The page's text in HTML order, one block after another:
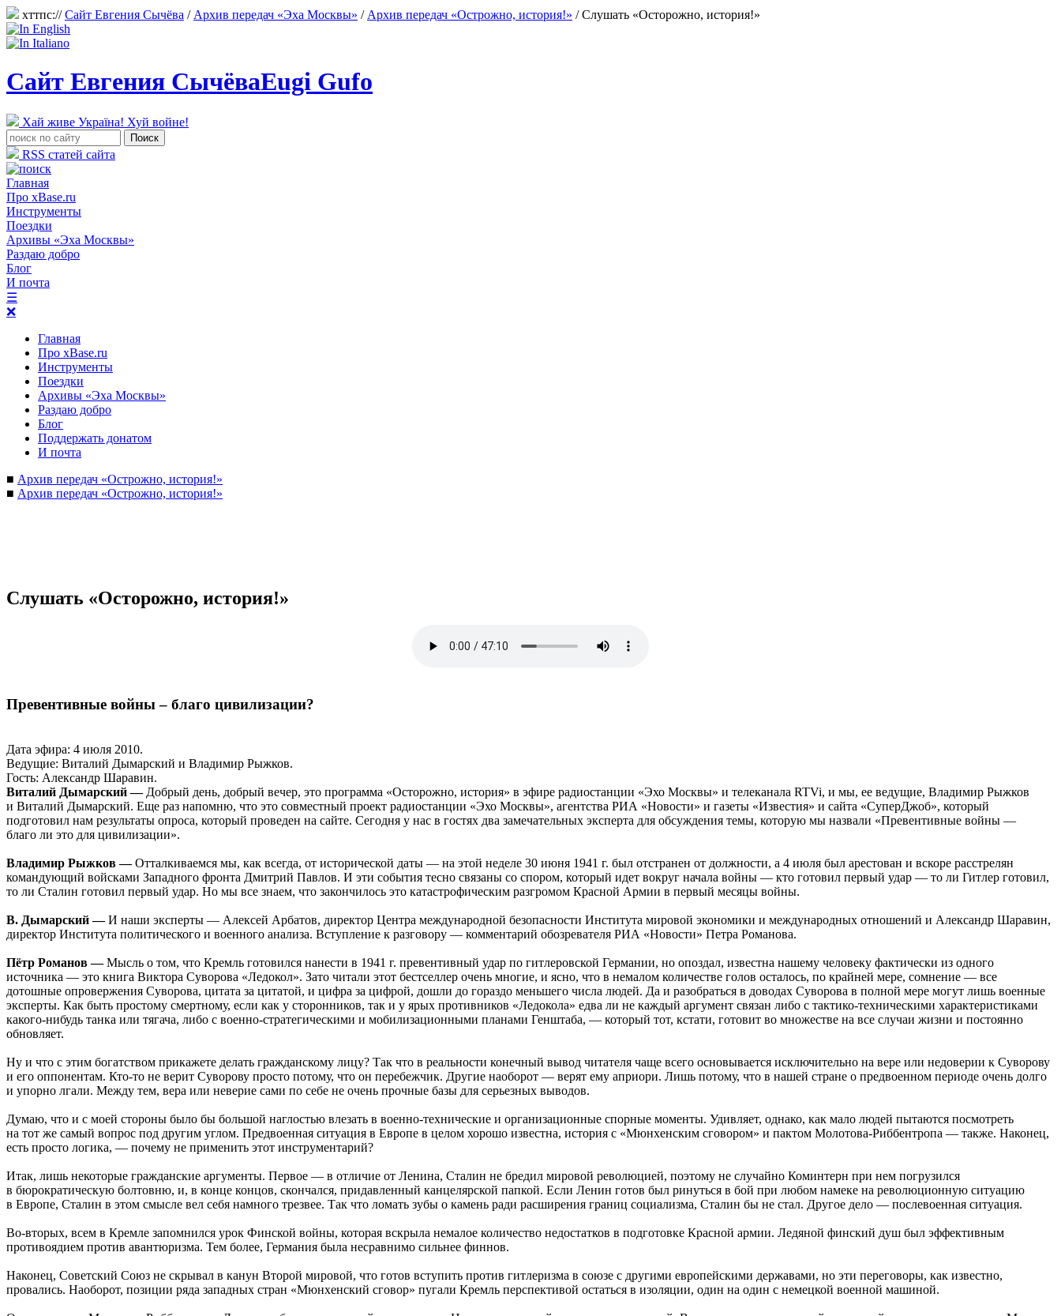
хттпс://Сайт Евгения Сычёва / Архив передач «Эха Москвы» / Архив передач «Острожно, история!» /Слушать «Осторожно, история!»
Сайт Евгения СычёваEugi Gufo
Хай живе Україна! Хуй войне!
RSS статей сайта
Главная
Про xBase.ru
Инструменты
Поездки
Архивы «Эха Москвы»
Раздаю добро
Блог
И почта
☰
❌
Главная
Про xBase.ru
Инструменты
Поездки
Архивы «Эха Москвы»
Раздаю добро
Блог
Поддержать донатом
И почта
■ Архив передач «Острожно, история!»
■ Архив передач «Острожно, история!»
Слушать «Осторожно, история!»
Превентивные войны – благо цивилизации?
Дата эфира: 4 июля 2010.
Ведущие: Виталий Дымарский и Владимир Рыжков.
Гость: Александр Шаравин.
Виталий Дымарский —Добрый день, добрый вечер, это программа «Осторожно, история» в эфире радиостанции «Эхо Москвы» и телеканала RTVi, и мы, ее ведущие, Владимир Рыжков
и Виталий Дымарский. Еще раз напомню, что это совместный проект радиостанции «Эхо Москвы», агентства РИА «Новости» и газеты «Известия» и сайта «СуперДжоб», который
подготовил нам результаты опроса, который проведен на сайте. Сегодня у нас в гостях два замечательных эксперта для обсуждения темы, которую мы назвали «Превентивные войны —
благо ли это для цивилизации».
Владимир Рыжков —Отталкиваемся мы, как всегда, от исторической даты — на этой неделе 30 июня 1941 г. был отстранен от должности, а 4 июля был арестован и вскоре расстрелян
командующий войсками Западного фронта Дмитрий Павлов. И эти события тесно связаны со спором, который идет вокруг начала войны — кто готовил первый удар — то ли Гитлер готовил,
то ли Сталин готовил первый удар. Но мы все знаем, что закончилось это катастрофическим разгромом Красной Армии в первый месяцы войны.
В. Дымарский —И наши эксперты — Алексей Арбатов, директор Центра международной безопасности Института мировой экономики и международных отношений и Александр Шаравин,
директор Института политического и военного анализа. Вступление к разговору — комментарий обозревателя РИА «Новости» Петра Романова.
Пётр Романов —Мысль о том, что Кремль готовился нанести в 1941 г. превентивный удар по гитлеровской Германии, но опоздал, известна нашему человеку фактически из одного
источника — это книга Виктора Суворова «Ледокол». Зато читали этот бестселлер очень многие, и ясно, что в немалом количестве голов осталось, по крайней мере, сомнение — все
дотошные опровержения Суворова, цитата за цитатой, и цифра за цифрой, дошли до гораздо меньшего числа людей. Да и разобраться в доводах Суворова в полной мере могут лишь военные
эксперты. Как быть простому смертному, если как у сторонников, так и у ярых противников «Ледокола» едва ли не каждый аргумент связан либо с тактико-техническими характеристиками
какого-нибудь танка или тягача, либо с военно-стратегическими и мобилизационными планами Генштаба, — который тот, кстати, готовит во множестве на все случаи жизни и постоянно
обновляет.
Ну и что с этим богатством прикажете делать гражданскому лицу? Так что в реальности конечный вывод читателя чаще всего основывается исключительно на вере или недоверии к Суворову
и его оппонентам. Кто-то не верит Суворову просто потому, что он перебежчик. Другие наоборот — верят ему априори. Лишь потому, что в нашей стране о предвоенном периоде очень долго
и упорно лгали. Между тем, вера или неверие сами по себе не очень прочные базы для серьезных выводов.
Думаю, что и с моей стороны было бы большой наглостью влезать в военно-технические и организационные спорные моменты. Удивляет, однако, как мало людей пытаются посмотреть
на тот же самый вопрос под другим углом. Предвоенная ситуация в Европе в целом хорошо известна, история с «Мюнхенским сговором» и пактом Молотова-Риббентропа — также. Наконец,
есть просто логика, — почему не применить этот инструментарий?
Итак, лишь некоторые гражданские аргументы. Первое — в отличие от Ленина, Сталин не бредил мировой революцией, поэтому не случайно Коминтерн при нем погрузился
в бюрократическую болтовню, и, в конце концов, скончался, придавленный канцелярской папкой. Если Ленин готов был ринуться в бой при любом намеке на революционную ситуацию
в Европе, Сталин в этом смысле вел себя намного трезвее. Так что ломать зубы о камень ради расширения границ социализма, Сталин бы не стал. Другое дело — послевоенная ситуация.
Во-вторых, всем в Кремле запомнился урок Финской войны, которая вскрыла немалое количество недостатков в подготовке Красной армии. Ледяной финский душ был эффективным
противоядием против авантюризма. Тем более, Германия была несравнимо сильнее финнов.
Наконец, Советский Союз не скрывал в канун Второй мировой, что готов вступить против гитлеризма в союзе с другими европейскими державами, но эти переговоры, как известно,
провались. Наоборот, позиции ряда западных стран «Мюнхенский сговор» пугали Кремль перспективой остаться в изоляции, один на один с немецкой военной машиной.